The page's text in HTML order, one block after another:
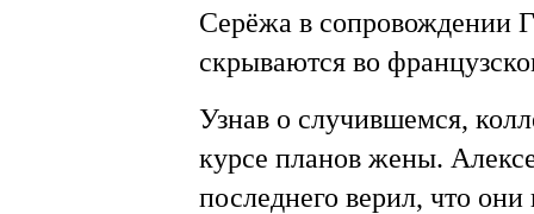
Серёжа в сопровождении
скрываются во
Узнав о случившемся,
курсе планов жены.
последнего верил, что